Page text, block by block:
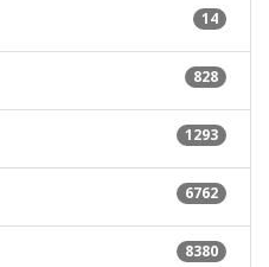
14
828
1293
6762
8380